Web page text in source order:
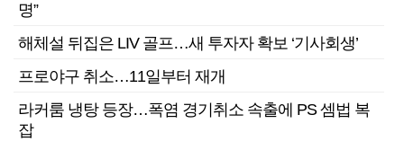
명”
해체설 뒤집은 LIV 골프…새 투자자 확보 ‘기사회생’
프로야구 취소…11일부터 재개
라커룸 냉탕 등장…폭염 경기취소 속출에 PS 셈법 복
잡